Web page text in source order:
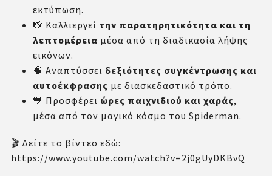
εκτύπωση.
📸 Καλλιεργεί την παρατηρητικότητα και τη
λεπτομέρεια μέσα από τη διαδικασία λήψης
εικόνων.
🧠 Αναπτύσσει δεξιότητες συγκέντρωσης και
αυτοέκφρασης με διασκεδαστικό τρόπο.
💙 Προσφέρει ώρες παιχνιδιού και χαράς,
μέσα από τον μαγικό κόσμο του Spiderman.
🎬 Δείτε το βίντεο εδώ:
https://www.youtube.com/watch?v=2j0gUyDKBvQ